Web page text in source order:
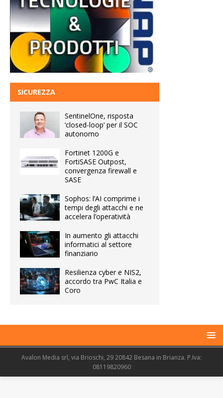
SICUREZZA
SentinelOne, risposta
‘closed-loop’ per il SOC
autonomo
Fortinet 1200G e
FortiSASE Outpost,
convergenza firewall e
SASE
Sophos: l’AI comprime i
tempi degli attacchi e ne
accelera l’operatività
In aumento gli attacchi
informatici al settore
finanziario
Resilienza cyber e NIS2,
accordo tra PwC Italia e
Coro
Avalon Media srl, via Brioschi, 29 20842 Besana in Brianza. P.Iva:
08119820960